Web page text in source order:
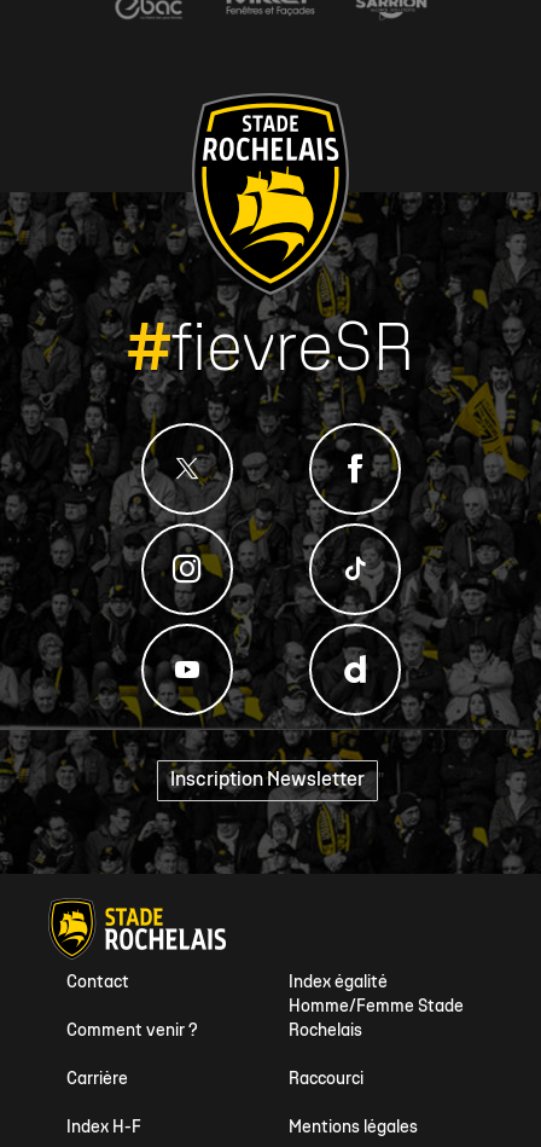
#fievreSR
Inscription Newsletter "
Index égalité
Homme/Femme Stade
Rochelais
Contact
Comment venir ?
Raccourci
Carrière
Mentions légales
Index H-F